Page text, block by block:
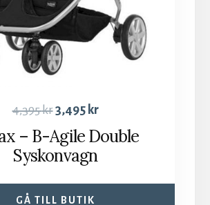
4,395kr3,495 kr
– B-Agile Double
Syskonvagn
GÅ TILL BUTIK